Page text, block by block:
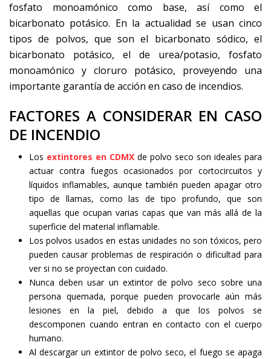
fosfato monoamónico como base, así como el
bicarbonato potásico. En la actualidad se usan cinco
tipos de polvos, que son el bicarbonato sódico, el
bicarbonato potásico, el de urea/potasio, fosfato
monoamónico y cloruro potásico, proveyendo una
importante garantía de acción en caso de incendios.
FACTORES A CONSIDERAR EN CASO
DE INCENDIO
Los extintores en CDMXde polvo seco son ideales para
actuar contra fuegos ocasionados por cortocircuitos y
líquidos inflamables, aunque también pueden apagar otro
tipo de llamas, como las de tipo profundo, que son
aquellas que ocupan varias capas que van más allá de la
superficie del material inflamable.
Los polvos usados en estas unidades no son tóxicos, pero
pueden causar problemas de respiración o dificultad para
ver si no se proyectan con cuidado.
Nunca deben usar un extintor de polvo seco sobre una
persona quemada, porque pueden provocarle aún más
lesiones en la piel, debido a que los polvos se
descomponen cuando entran en contacto con el cuerpo
humano.
Al descargar un extintor de polvo seco, el fuego se apaga